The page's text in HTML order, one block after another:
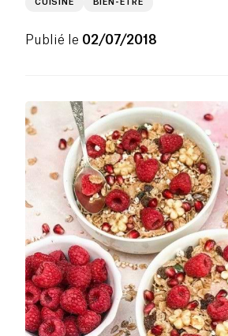
CUISINE BIEN-ÊTRE
Publié le 02/07/2018